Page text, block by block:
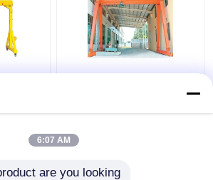
6-9M/Min Hoist Speed
6:07 AM
are you looking